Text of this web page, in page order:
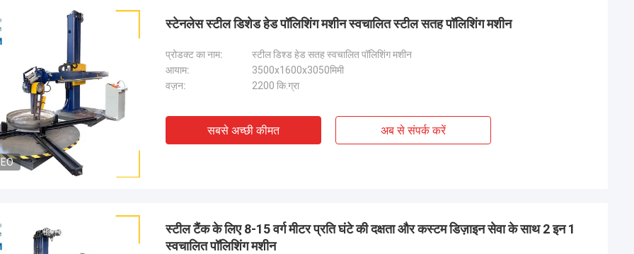
स्टेनलेस स्टील डिशेड हेड पॉलिशिंग मशीन स्वचालित स्टील सतह पॉलिशिंग मशीन
प्रोडक्ट का नाम:
स्टील डिश्ड हेड सतह स्वचालित पॉलिशिंग मशीन
आयाम:
3500x1600x3050मिमी
वज़न:
2200 कि.ग्रा
सबसे अच्छी कीमत अब से संपर्क करें
स्टील टैंक के लिए 8-15 वर्ग मीटर प्रति घंटे की दक्षता और कस्टम डिज़ाइन सेवा के साथ 2 इन 1
स्वचालित पॉलिशिंग मशीन